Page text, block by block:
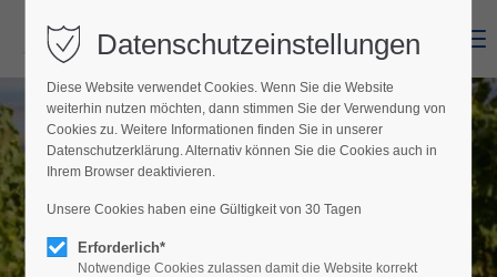
Menu
GUT KARO
Datenschutzeinstellungen
Diese Website verwendet Cookies. Wenn Sie die Website
weiterhin nutzen möchten, dann stimmen Sie der Verwendung von
Cookies zu. Weitere Informationen finden Sie in unserer
Datenschutzerklärung. Alternativ können Sie die Cookies auch in
Ihrem Browser deaktivieren.
Unsere Cookies haben eine Gültigkeit von 30 Tagen
Erforderlich*
Notwendige Cookies zulassen damit die Website korrekt